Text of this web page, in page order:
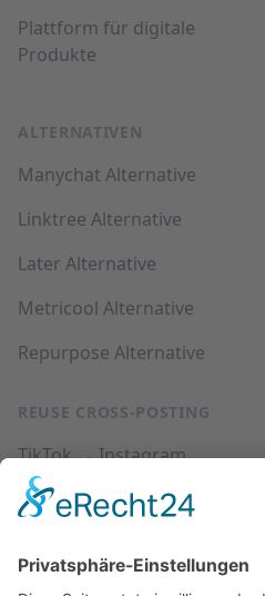
Plattform für digitale
Produkte
ALTERNATIVEN
Manychat Alternative
Linktree Alternative
Later Alternative
Metricool Alternative
Repurpose Alternative
REUSE CROSS-POSTING
TikTok → Instagram
Instagram → TikTok
YouTube → TikTok